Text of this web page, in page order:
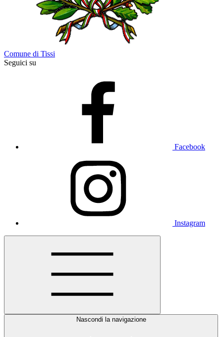
Comune di Tissi
Seguici su
Facebook
Instagram
Nascondi la navigazione